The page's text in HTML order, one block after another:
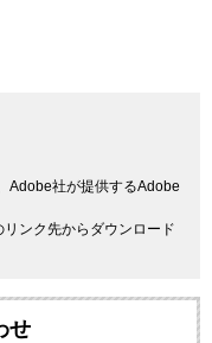
Adobe社が提供するAdobe
ンク先からダウンロード
せ